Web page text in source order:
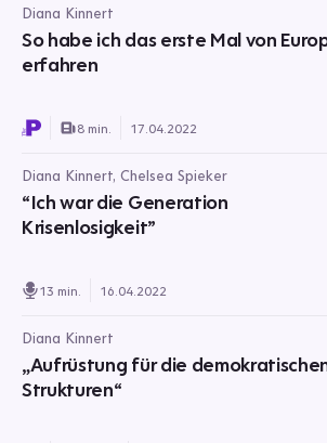
Diana Kinnert
So habe ich das erste Mal von
erfahren
8 min. 17.04.2022
Diana Kinnert, Chelsea Spieker
“Ich war die Generation
Krisenlosigkeit”
13 min. 16.04.2022
Diana Kinnert
„Aufrüstung für die
Strukturen“